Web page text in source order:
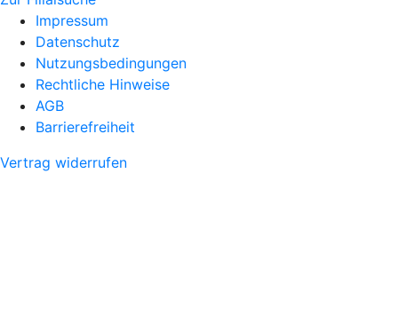
Impressum
Datenschutz
Nutzungsbedingungen
Rechtliche Hinweise
AGB
Barrierefreiheit
Vertrag widerrufen